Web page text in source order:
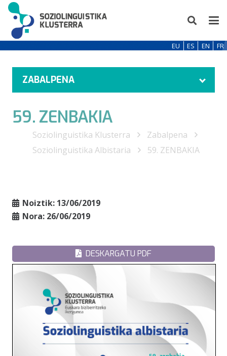
EU ES EN FR
ZABALPENA
59. ZENBAKIA
Soziolinguistika Klusterra
Zabalpena
Soziolinguistika Albistaria
59. ZENBAKIA
Noiztik: 13/06/2019
Nora: 26/06/2019
DESKARGATU PDF